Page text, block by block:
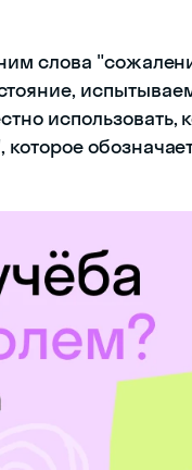
слова
использовать,